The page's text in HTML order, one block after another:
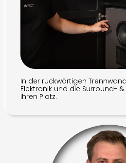
In der rückwärtigen
Elektronik und die Surround-
ihren Platz.